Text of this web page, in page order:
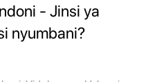
- Jinsi ya
nyumbani?